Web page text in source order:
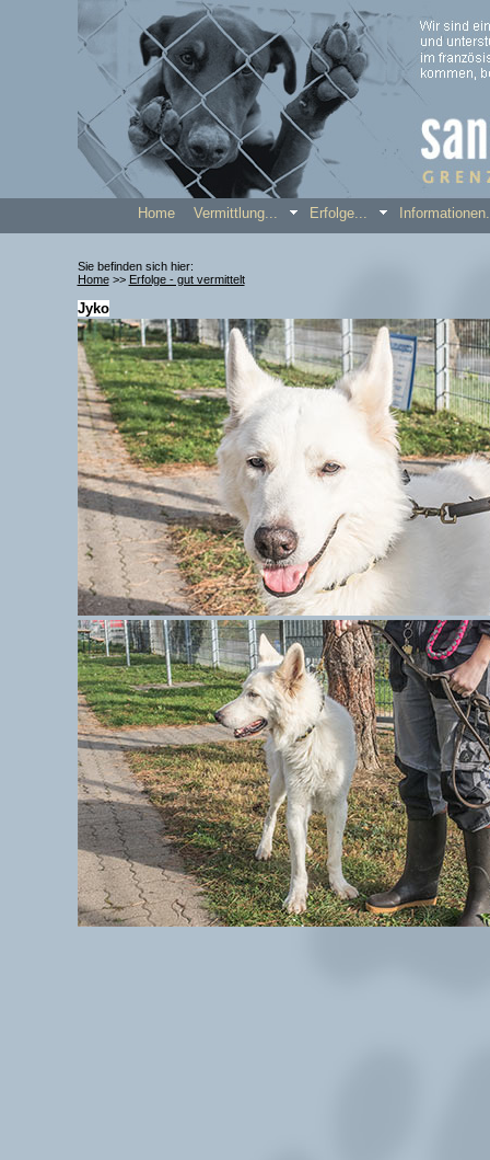
Home Vermittlung... Erfolge...
Sie befinden sich hier:
Home>> Erfolge - gut vermittelt
Jyko